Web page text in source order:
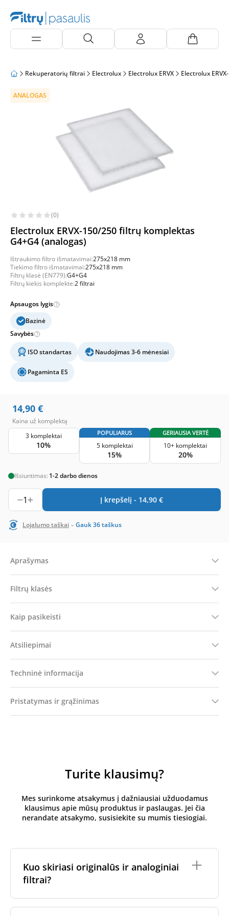
Rekuperatorių filtrai Electrolux Electrolux ERVX Electrolux
ANALOGAS
(0)
Electrolux ERVX-150/250 filtrų komplektas
G4+G4 (analogas)
Ištraukimo filtro išmatavimai:275x218 mm
Tiekimo filtro išmatavimai:275x218 mm
Filtrų klasė (EN779):G4+G4
Filtrų kiekis komplekte:2 filtrai
Apsaugos lygis
Bazinė
Savybės
ISO standartas Naudojimas 3-6 mėnesiai
Pagaminta ES
14,90 €
Kaina už komplektą
3 komplektai
10%
POPULIARUS
5 komplektai
15%
GERIAUSIA VERTĖ
10+ komplektai
20%
Išsiuntimas: 1-2 darbo dienos
1 Į krepšelį - 14,90 €
Lojalumo taškai - Gauk36taškus
Aprašymas
Filtrų klasės
Kaip pasikeisti
Atsiliepimai
Techninė informacija
Pristatymas ir grąžinimas
Turite klausimų?
Mes surinkome atsakymus į dažniausiai užduodamus
klausimus apie mūsų produktus ir paslaugas. Jei čia
nerandate atsakymo, susisiekite su mumis tiesiogiai.
Kuo skiriasi originalūs ir analoginiai
filtrai?